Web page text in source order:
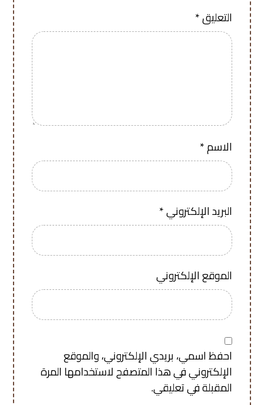
التعليق*
الاسم*
البريد الإلكتروني*
الموقع الإلكتروني
احفظ اسمي، بريدي الإلكتروني، والموقع
الإلكتروني في هذا المتصفح لاستخدامها المرة
المقبلة في تعليقي.